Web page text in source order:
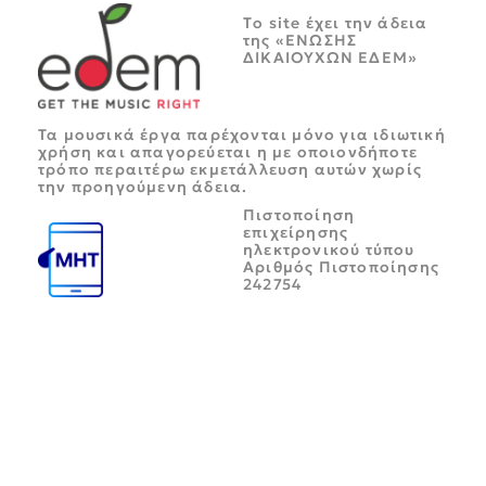
Tο site έχει την άδεια
της «ΕΝΩΣΗΣ
ΔΙΚΑΙΟΥΧΩΝ ΕΔΕΜ»
Τα μουσικά έργα παρέχονται μόνο για ιδιωτική
χρήση και απαγορεύεται η με οποιονδήποτε
τρόπο περαιτέρω εκμετάλλευση αυτών χωρίς
την προηγούμενη άδεια.
Πιστοποίηση
επιχείρησης
ηλεκτρονικού τύπου
Αριθμός Πιστοποίησης
242754